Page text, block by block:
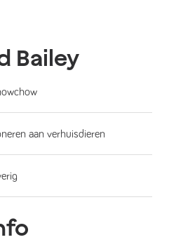
Bailey
aan verhuisdieren